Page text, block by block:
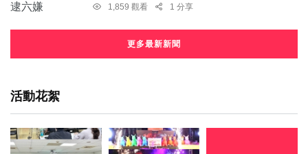
1,859 觀看
1 分享
更多最新新聞
活動花絮